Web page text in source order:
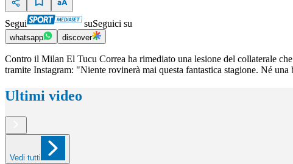
Segui suSeguici su
whatsapp discover
Contro il Milan El Tucu Correa ha rimediato una lesione del collaterale
tramite Instagram: "Niente rovinerà mai questa fantastica stagione. Né
Ultimi video
Vedi tutti